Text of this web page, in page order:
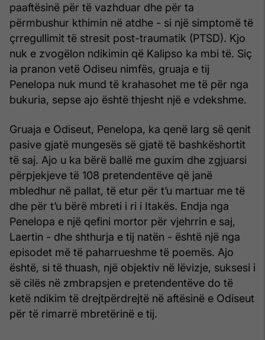
paaftësinë për të vazhduar dhe për ta
përmbushur kthimin në atdhe - si një simptomë të
çrregullimit të stresit post-traumatik (PTSD). Kjo
nuk e zvogëlon ndikimin që Kalipso ka mbi të. Siç
ia pranon vetë Odiseu nimfës, gruaja e tij
Penelopa nuk mund të krahasohet me të për nga
bukuria, sepse ajo është thjesht një e vdekshme.
Gruaja e Odiseut, Penelopa, ka qenë larg së qenit
pasive gjatë mungesës së gjatë të bashkëshortit
të saj. Ajo u ka bërë ballë me guxim dhe zgjuarsi
përpjekjeve të 108 pretendentëve që janë
mbledhur në pallat, të etur për t’u martuar me të
dhe për t’u bërë mbreti i ri i Itakës. Endja nga
Penelopa e një qefini mortor për vjehrrin e saj,
Laertin - dhe shthurja e tij natën - është një nga
episodet më të paharrueshme të poemës. Ajo
është, si të thuash, një objektiv në lëvizje, suksesi i
së cilës në zmbrapsjen e pretendentëve do të
ketë ndikim të drejtpërdrejtë në aftësinë e Odiseut
për të rimarrë mbretërinë e tij.